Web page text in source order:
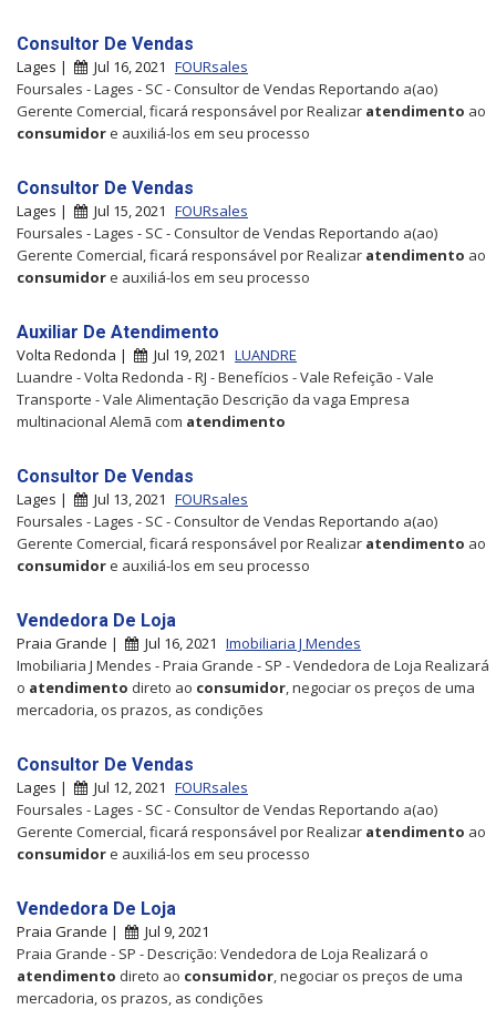
Consultor De Vendas
Lages | Jul 16, 2021 FOURsales
Foursales - Lages - SC - Consultor de Vendas Reportando a(ao)
Gerente Comercial, ficará responsável por Realizar atendimento ao
consumidore auxiliá-los em seu processo
Consultor De Vendas
Lages | Jul 15, 2021 FOURsales
Foursales - Lages - SC - Consultor de Vendas Reportando a(ao)
Gerente Comercial, ficará responsável por Realizar atendimento ao
consumidore auxiliá-los em seu processo
Auxiliar De Atendimento
Volta Redonda | Jul 19, 2021 LUANDRE
Luandre - Volta Redonda - RJ - Benefícios - Vale Refeição - Vale
Transporte - Vale Alimentação Descrição da vaga Empresa
multinacional Alemã com atendimento
Consultor De Vendas
Lages | Jul 13, 2021 FOURsales
Foursales - Lages - SC - Consultor de Vendas Reportando a(ao)
Gerente Comercial, ficará responsável por Realizar atendimento ao
consumidore auxiliá-los em seu processo
Vendedora De Loja
Praia Grande | Jul 16, 2021 Imobiliaria J Mendes
Imobiliaria J Mendes - Praia Grande - SP - Vendedora de Loja Realizará
o atendimento direto ao consumidor , negociar os preços de uma
mercadoria, os prazos, as condições
Consultor De Vendas
Lages | Jul 12, 2021 FOURsales
Foursales - Lages - SC - Consultor de Vendas Reportando a(ao)
Gerente Comercial, ficará responsável por Realizar atendimento ao
consumidore auxiliá-los em seu processo
Vendedora De Loja
Praia Grande |
Jul 9, 2021
Praia Grande - SP - Descrição: Vendedora de Loja Realizará o
atendimento direto ao consumidor , negociar os preços de uma
mercadoria, os prazos, as condições